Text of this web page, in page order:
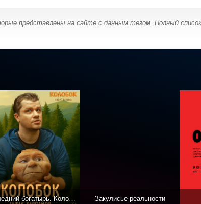
представлены на сайте с данным тегом. Полный
Последний богатырь. Колобок Закулисье реальности